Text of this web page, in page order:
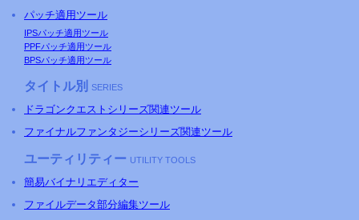
パッチ適用ツール
IPSパッチ適用ツール
PPFパッチ適用ツール
BPSパッチ適用ツール
タイトル別 SERIES
ドラゴンクエストシリーズ関連ツール
ファイナルファンタジーシリーズ関連ツール
ユーティリティー UTILITY TOOLS
簡易バイナリエディター
ファイルデータ部分編集ツール